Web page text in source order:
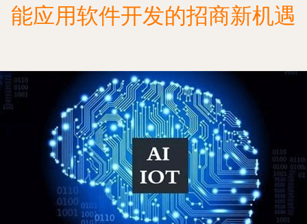
能应用软件开发的招商新机遇